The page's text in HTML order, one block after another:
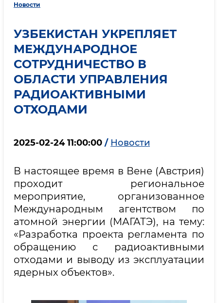
Новости
УЗБЕКИСТАН УКРЕПЛЯЕТ
МЕЖДУНАРОДНОЕ
СОТРУДНИЧЕСТВО В
ОБЛАСТИ УПРАВЛЕНИЯ
РАДИОАКТИВНЫМИ
ОТХОДАМИ
2025-02-24 11:00:00 / Новости
В настоящее время в Вене (Австрия)
проходит региональное
мероприятие, организованное
Международным агентством по
атомной энергии (МАГАТЭ), на тему:
«Разработка проекта регламента по
обращению с радиоактивными
отходами и выводу из эксплуатации
ядерных объектов».